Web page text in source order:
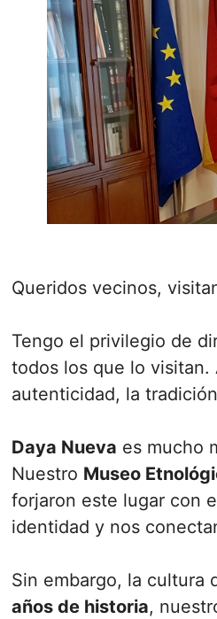
Queridos vecinos,
Tengo el privilegio de
todos los que lo visitan.
autenticidad, la
Daya Nueva es mucho
Nuestro Museo
forjaron este lugar con
identidad y nos
Sin embargo, la cultura
años de historia,